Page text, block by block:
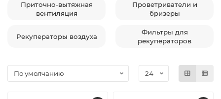
Приточно-вытяжная
вентиляция
Проветриватели и
бризеры
Рекуператоры воздуха
Фильтры для
рекуператоров